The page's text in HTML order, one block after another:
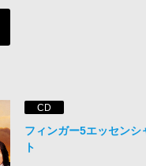
CD
フィンガー5エッセンシ
ト